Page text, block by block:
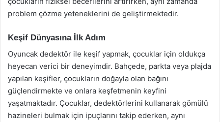
problem çözme yeteneklerini de geliştirmektedir.
Keşif Dünyasına İlk Adım
Oyuncak dedektör ile keşif yapmak, çocuklar için oldukça
heyecan verici bir deneyimdir. Bahçede, parkta veya plajda
yapılan keşifler, çocukların doğayla olan bağını
güçlendirmekte ve onlara keşfetmenin keyfini
yaşatmaktadır. Çocuklar, dedektörlerini kullanarak gömülü
hazineleri bulmak için ipuçlarını takip ederken, aynı